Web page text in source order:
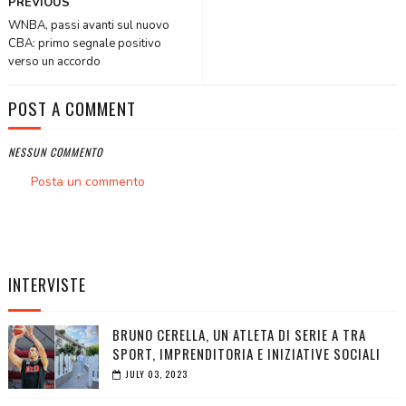
WNBA, passi avanti sul nuovo
CBA: primo segnale positivo
verso un accordo
POST A COMMENT
NESSUN COMMENTO
Posta un commento
INTERVISTE
BRUNO CERELLA, UN ATLETA DI SERIE A TRA
SPORT, IMPRENDITORIA E INIZIATIVE SOCIALI
JULY 03, 2023